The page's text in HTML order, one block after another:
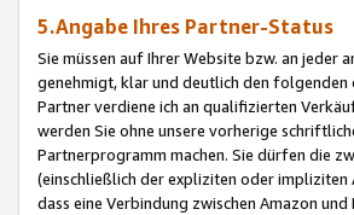
5.Angabe Ihres Partner-Status
Sie müssen auf Ihrer Website bzw. an
genehmigt, klar und deutlich den folgenden
Partner verdiene ich an qualifizierten
werden Sie ohne unsere vorherige
Partnerprogramm machen. Sie dürfen die
(einschließlich der expliziten oder impliziten
dass eine Verbindung zwischen Amazon